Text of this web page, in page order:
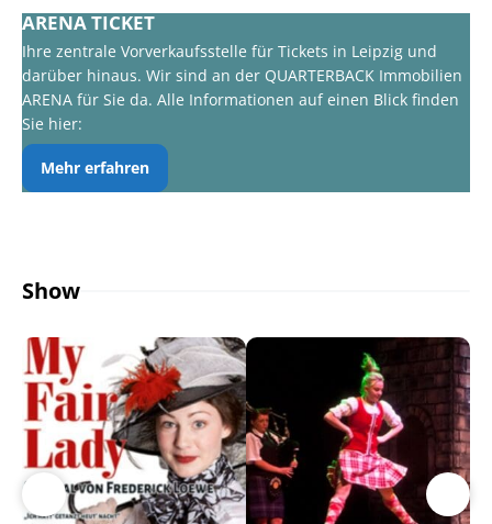
ARENA TICKET
Ihre zentrale Vorverkaufsstelle für Tickets in Leipzig und
darüber hinaus. Wir sind an der QUARTERBACK Immobilien
ARENA für Sie da. Alle Informationen auf einen Blick finden
Sie hier:
Mehr erfahren
Show